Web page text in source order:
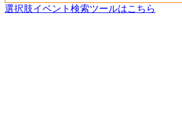
選択肢イベント検索ツールはこちら